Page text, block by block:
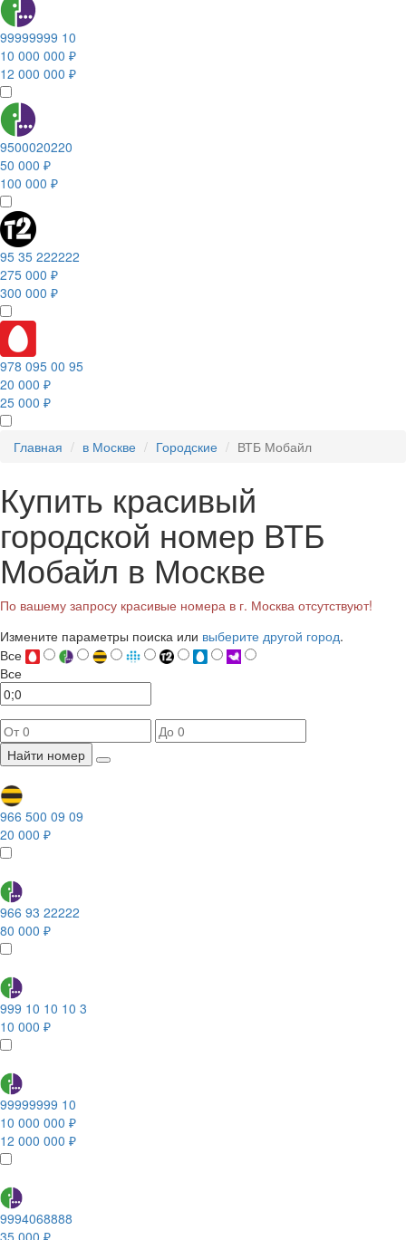
99999999 10
10 000 000 ₽
12 000 000 ₽
9500020220
50 000 ₽
100 000 ₽
95 35 222222
275 000 ₽
300 000 ₽
978 095 00 95
20 000 ₽
25 000 ₽
Главная в Москве Городские ВТБ Мобайл
Купить красивый
городской номер ВТБ
Мобайл в Москве
По вашему запросу красивые номера в г. Москва отсутствуют!
Измените параметры поиска или выберите другой город.
Все
Все
Найти номер
966 500 09 09
20 000 ₽
966 93 22222
80 000 ₽
999 10 10 10 3
10 000 ₽
99999999 10
10 000 000 ₽
12 000 000 ₽
9994068888